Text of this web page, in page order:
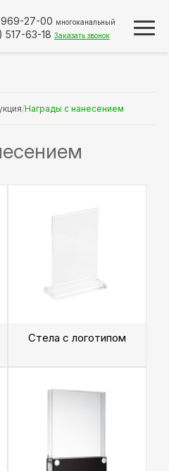
969-27-00 многоканальный
517-63-18 Заказать звонок
/Награды с нанесением
Стела с логотипом